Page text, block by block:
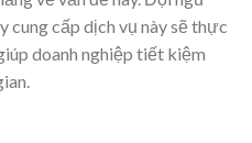
cung cấp dịch vụ này sẽ thực
doanh nghiệp tiết kiệm